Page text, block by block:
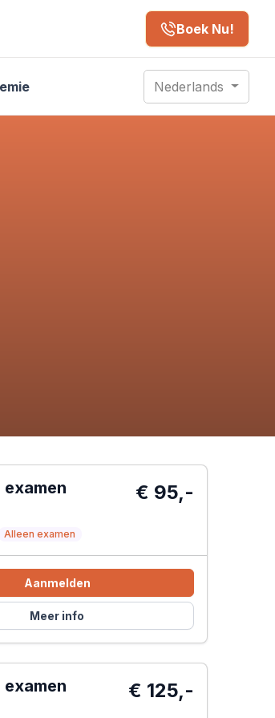
Boek Nu!
Nederlands
examen
Alleen examen
€ 95,-
Aanmelden
Meer info
examen
€ 125,-